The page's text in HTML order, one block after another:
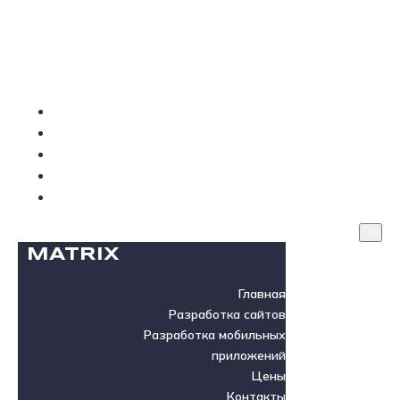
MATRIX
Главная
Разработка сайтов
Разработка мобильных
приложений
Цены
Контакты